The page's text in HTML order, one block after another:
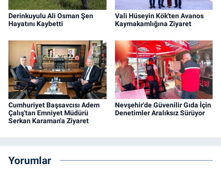
Derinkuyulu Ali Osman Şen
Hayatını Kaybetti
Vali Hüseyin Kök'ten Avanos
Kaymakamlığına Ziyaret
Cumhuriyet Başsavcısı Adem
Çalış'tan Emniyet Müdürü
Serkan Karaman'a Ziyaret
Nevşehir'de Güvenilir Gıda İçin
Denetimler Aralıksız Sürüyor
Yorumlar